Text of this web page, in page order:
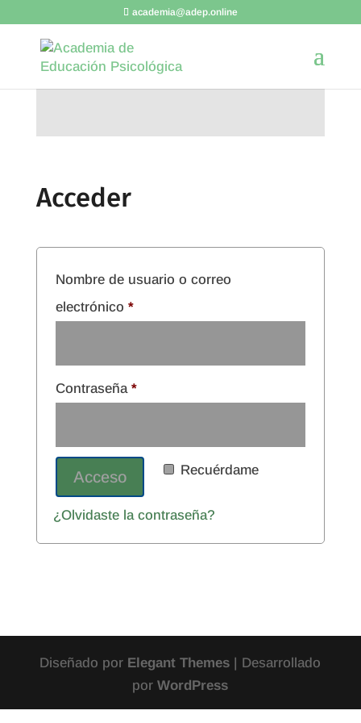
academia@adep.online
Acceder
Nombre de usuario o correo
electrónico *Obligatorio
Contraseña *Obligatorio
Recuérdame
Acceso
¿Olvidaste la contraseña?
Diseñado por Elegant Themes | Desarrollado
porWordPress